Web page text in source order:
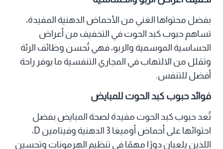
بفضل محتواها الغني من الأحماض الدهنية المفيدة،
تساهم حبوب كبد الحوت في التخفيف من أعراض
الحساسية الموسمية والربو، فهي تُحسن وظائف الرئة
وتقلل من الالتهاب في المجاري التنفسية ما يوفر راحة
أفضل للتنفس.
فوائد حبوب كبد الحوت للمبايض
تُعد حبوب كبد الحوت مفيدة لصحة المبايض بفضل
احتوائها على أحماض أوميغا 3 الدهنية وفيتامين D،
اللذين يلعبان دورًا مهمًا في تنظيم الهرمونات وتحسين